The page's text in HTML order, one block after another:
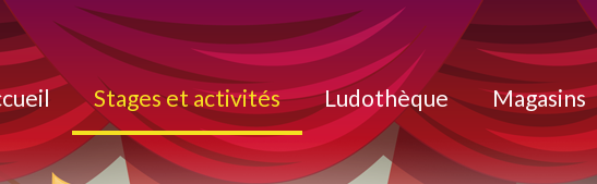
Stages et activités Ludothèque Magasins